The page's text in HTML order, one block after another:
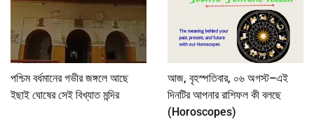
পশ্চিম বর্ধমানের গভীর জঙ্গলে আছে
ইছাই ঘোষের সেই বিখ্যাত মন্দির
আজ, বৃহস্পতিবার, ০৬ অগস্ট–এই
দিনটির আপনার রাশিফল কী বলছে
(Horoscopes)